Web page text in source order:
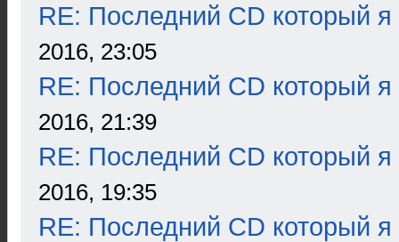
RE: Последний CD который я
2016, 23:05
RE: Последний CD который я
2016, 21:39
RE: Последний CD который я
2016, 19:35
RE: Последний CD который я